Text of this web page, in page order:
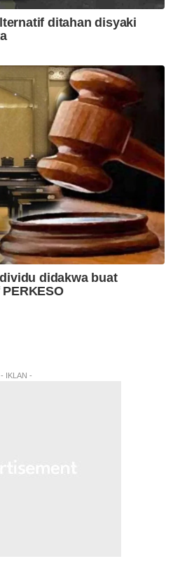
- IKLAN -